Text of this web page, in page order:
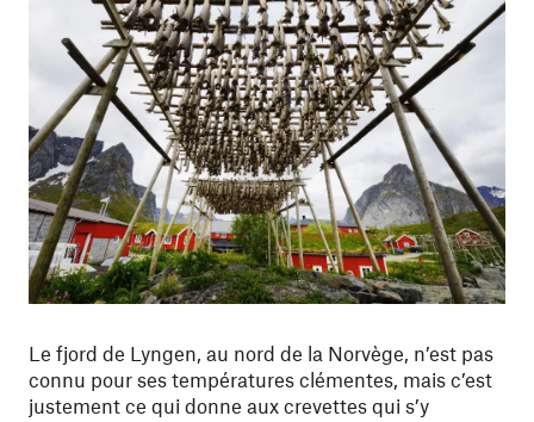
Le fjord de Lyngen, au nord de la Norvège, n’est pas
connu pour ses températures clémentes, mais c’est
justement ce qui donne aux crevettes qui s’y